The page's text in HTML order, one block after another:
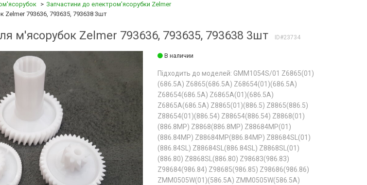
Запчастини до електром'ясорубки Zelmer
Zelmer 793636, 793635, 793638 3шт
м'ясорубок Zelmer 793636, 793635, 793638 3шт ID#23734
В наличии
Підходить до моделей: GMM1054S/01 Z6865(01)
(686.5A) Z6865(686.5A) Z68654(01)(686.5A)
Z68654(686.5A) Z6865A(01)(686.5A)
Z6865A(686.5A) Z8865(01)(886.5) Z8865(886.5)
Z88654(01)(886.54) Z88654(886.54) Z8868(01)
(886.8MP) Z8868(886.8MP) Z88684MP(01)
(886.84MP) Z88684MP(886.84MP) Z88684SL(01)
(886.84SL) Z88684SL(886.84SL) Z8868SL(01)
(886.80) Z8868SL(886.80) Z98683(986.83)
Z98684(986.84) Z98685(986.85) Z98686(986.86)
ZMM0505W(01)(586.5A) ZMM0505W(586.5A)